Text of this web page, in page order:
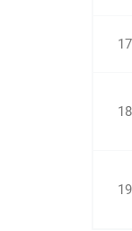
17
18
19